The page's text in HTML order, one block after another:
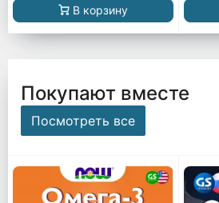
В корзину
Покупают вместе
Посмотреть все